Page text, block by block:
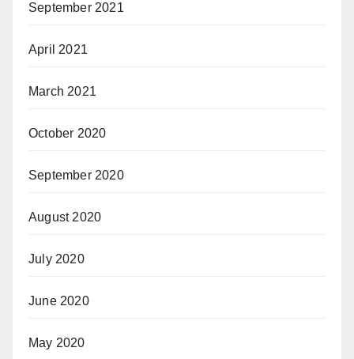
September 2021
April 2021
March 2021
October 2020
September 2020
August 2020
July 2020
June 2020
May 2020